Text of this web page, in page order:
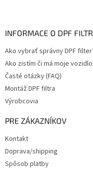
INFORMACE O DPF
Ako vybrať správny DPF
Ako zistím či má moje
Časté otázky (FAQ)
Montáž DPF filtra
Výrobcovia
PRE ZÁKAZNÍKOV
Kontakt
Doprava/shipping
Spôsob platby